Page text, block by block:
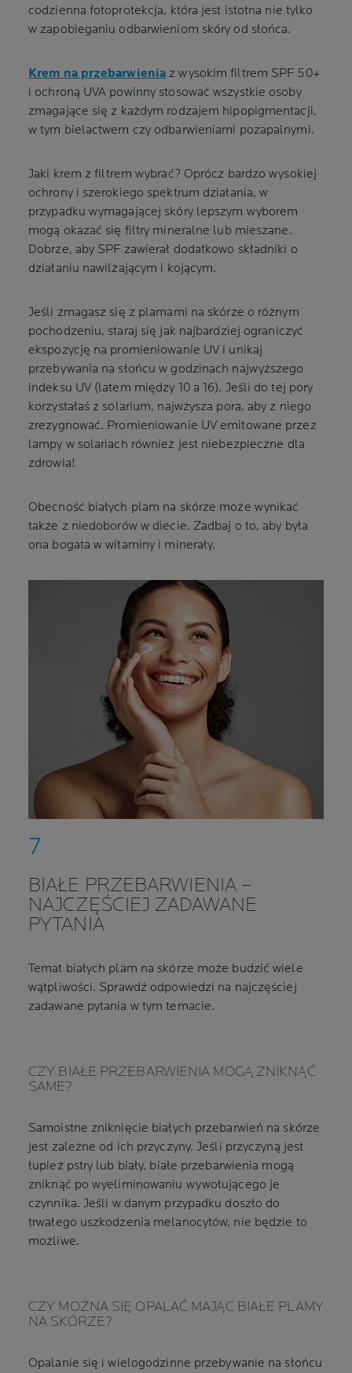
codzienna fotoprotekcja, która jest istotna nie tylko
w zapobieganiu odbarwieniom skóry od słońca.
Krem na przebarwienia z wysokim filtrem SPF 50+
i ochroną UVA powinny stosować wszystkie osoby
zmagające się z każdym rodzajem hipopigmentacji,
w tym bielactwem czy odbarwieniami pozapalnymi.
Jaki krem z filtrem wybrać? Oprócz bardzo wysokiej
ochrony i szerokiego spektrum działania, w
przypadku wymagającej skóry lepszym wyborem
mogą okazać się filtry mineralne lub mieszane.
Dobrze, aby SPF zawierał dodatkowo składniki o
działaniu nawilżającym i kojącym.
Jeśli zmagasz się z plamami na skórze o różnym
pochodzeniu, staraj się jak najbardziej ograniczyć
ekspozycję na promieniowanie UV i unikaj
przebywania na słońcu w godzinach najwyższego
indeksu UV (latem między 10 a 16). Jeśli do tej pory
korzystałaś z solarium, najwżysza pora, aby z niego
zrezygnować. Promieniowanie UV emitowane przez
lampy w solariach również jest niebezpieczne dla
zdrowia!
Obecność białych plam na skórze może wynikać
także z niedoborów w diecie. Zadbaj o to, aby była
ona bogata w witaminy i minerały.
BIAŁE PRZEBARWIENIA –
NAJCZĘŚCIEJ ZADAWANE
PYTANIA
Temat białych plam na skórze może budzić wiele
wątpliwości. Sprawdź odpowiedzi na najczęściej
zadawane pytania w tym temacie.
CZY BIAŁE PRZEBARWIENIA MOGĄ ZNIKNĄĆ
SAME?
Samoistne zniknięcie białych przebarwień na skórze
jest zależne od ich przyczyny. Jeśli przyczyną jest
łupież pstry lub biały, białe przebarwienia mogą
zniknąć po wyeliminowaniu wywołującego je
czynnika. Jeśli w danym przypadku doszło do
trwałego uszkodzenia melanocytów, nie będzie to
możliwe.
CZY MOŻNA SIĘ OPALAĆ MAJĄC BIAŁE PLAMY
NA SKÓRZE?
Opalanie się i wielogodzinne przebywanie na słońcu